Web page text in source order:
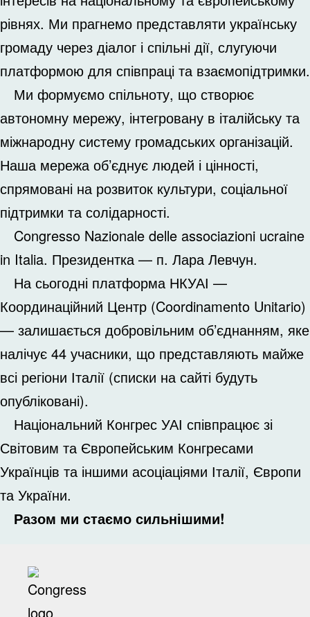
рівнях. Ми прагнемо представляти українську
громаду через діалог і спільні дії, слугуючи
платформою для співпраці та взаємопідтримки.
Ми формуємо спільноту, що створює
автономну мережу, інтегровану в італійську та
міжнародну систему громадських організацій.
Наша мережа об’єднує людей і цінності,
спрямовані на розвиток культури, соціальної
підтримки та солідарності.
Congresso Nazionale delle associazioni ucraine
in Italia. Президентка — п. Лара Левчун.
На сьогодні платформа НКУАІ —
Координаційний Центр (Coordinamento Unitario)
— залишається добровільним об’єднанням, яке
налічує 44 учасники, що представляють майже
всі регіони Італії (списки на сайті будуть
опубліковані).
Національний Конгрес УАІ співпрацює зі
Світовим та Європейським Конгресами
Українців та іншими асоціаціями Італії, Європи
та України.
Разом ми стаємо сильнішими!